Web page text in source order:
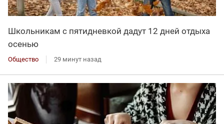
Школьникам с пятидневкой дадут 12 дней отдыха
осенью
Общество 29 минут назад